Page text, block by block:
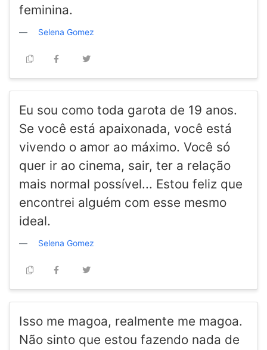
feminina.
Selena Gomez
Eu sou como toda garota de 19 anos.
Se você está apaixonada, você está
vivendo o amor ao máximo. Você só
quer ir ao cinema, sair, ter a relação
mais normal possível... Estou feliz que
encontrei alguém com esse mesmo
ideal.
Selena Gomez
Isso me magoa, realmente me magoa.
Não sinto que estou fazendo nada de